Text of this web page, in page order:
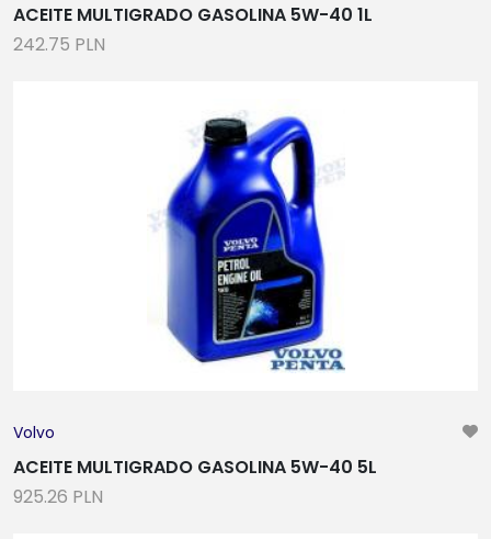
ACEITE MULTIGRADO GASOLINA 5W-40 1L
242.75 PLN
Volvo
ACEITE MULTIGRADO GASOLINA 5W-40 5L
925.26 PLN